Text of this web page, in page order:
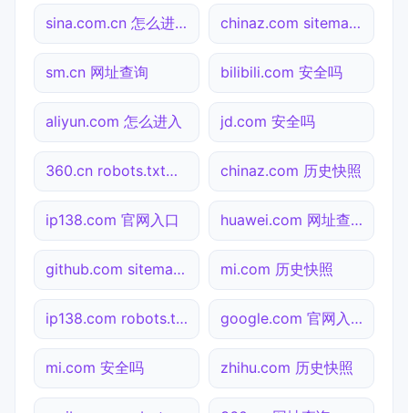
sina.com.cn 怎么进入 chinaz.com sitemap.xml检测
sm.cn 网址查询 bilibili.com 安全吗
aliyun.com 怎么进入 jd.com 安全吗
360.cn robots.txt检测 chinaz.com 历史快照
ip138.com 官网入口 huawei.com 网址查询
github.com sitemap.xml检测 mi.com 历史快照
ip138.com robots.txt检测 google.com 官网入口
mi.com 安全吗 zhihu.com 历史快照